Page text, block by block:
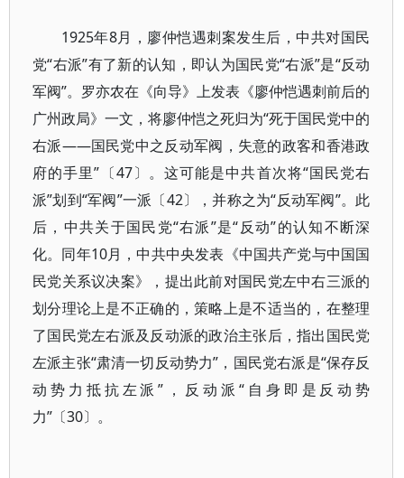
1925年8月，廖仲恺遇刺案发生后，中共对国民
党“右派”有了新的认知，即认为国民党“右派”是“反动
军阀”。罗亦农在《向导》上发表《廖仲恺遇刺前后的
广州政局》一文，将廖仲恺之死归为“死于国民党中的
右派——国民党中之反动军阀，失意的政客和香港政
府的手里”〔47〕。这可能是中共首次将“国民党右
派”划到“军阀”一派〔42〕，并称之为“反动军阀”。此
后，中共关于国民党“右派”是“反动”的认知不断深
化。同年10月，中共中央发表《中国共产党与中国国
民党关系议决案》，提出此前对国民党左中右三派的
划分理论上是不正确的，策略上是不适当的，在整理
了国民党左右派及反动派的政治主张后，指出国民党
左派主张“肃清一切反动势力”，国民党右派是“保存反
动势力抵抗左派”，反动派“自身即是反动势
力”〔30〕。